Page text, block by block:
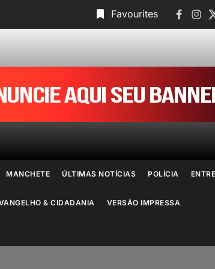
Favourites
MANCHETE ÚLTIMAS NOTÍCIAS POLÍCIA
& CIDADANIA VERSÃO IMPRESSA